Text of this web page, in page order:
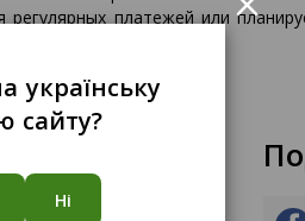
платежей или
українську
сайту?
Ні